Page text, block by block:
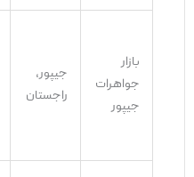
بازار
جواهرات
جیپور
جیپور،
راجستان